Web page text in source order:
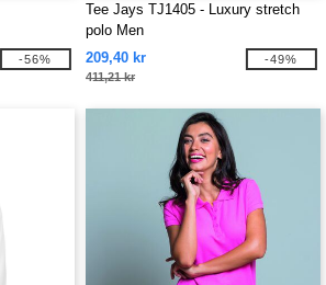
-56%
Tee Jays TJ1405 - Luxury stretch
polo Men
209,40 kr
411,21 kr
-49%